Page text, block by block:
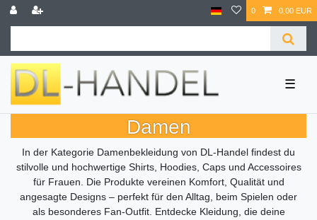
0 0,00 EUR
☰
Damen
In der Kategorie Damenbekleidung von DL-Handel findest du
stilvolle und hochwertige Shirts, Hoodies, Caps und Accessoires
für Frauen. Die Produkte vereinen Komfort, Qualität und
angesagte Designs – perfekt für den Alltag, beim Spielen oder
als besonderes Fan-Outfit. Entdecke Kleidung, die deine